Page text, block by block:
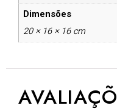
Dimensões
20 × 16 × 16 cm